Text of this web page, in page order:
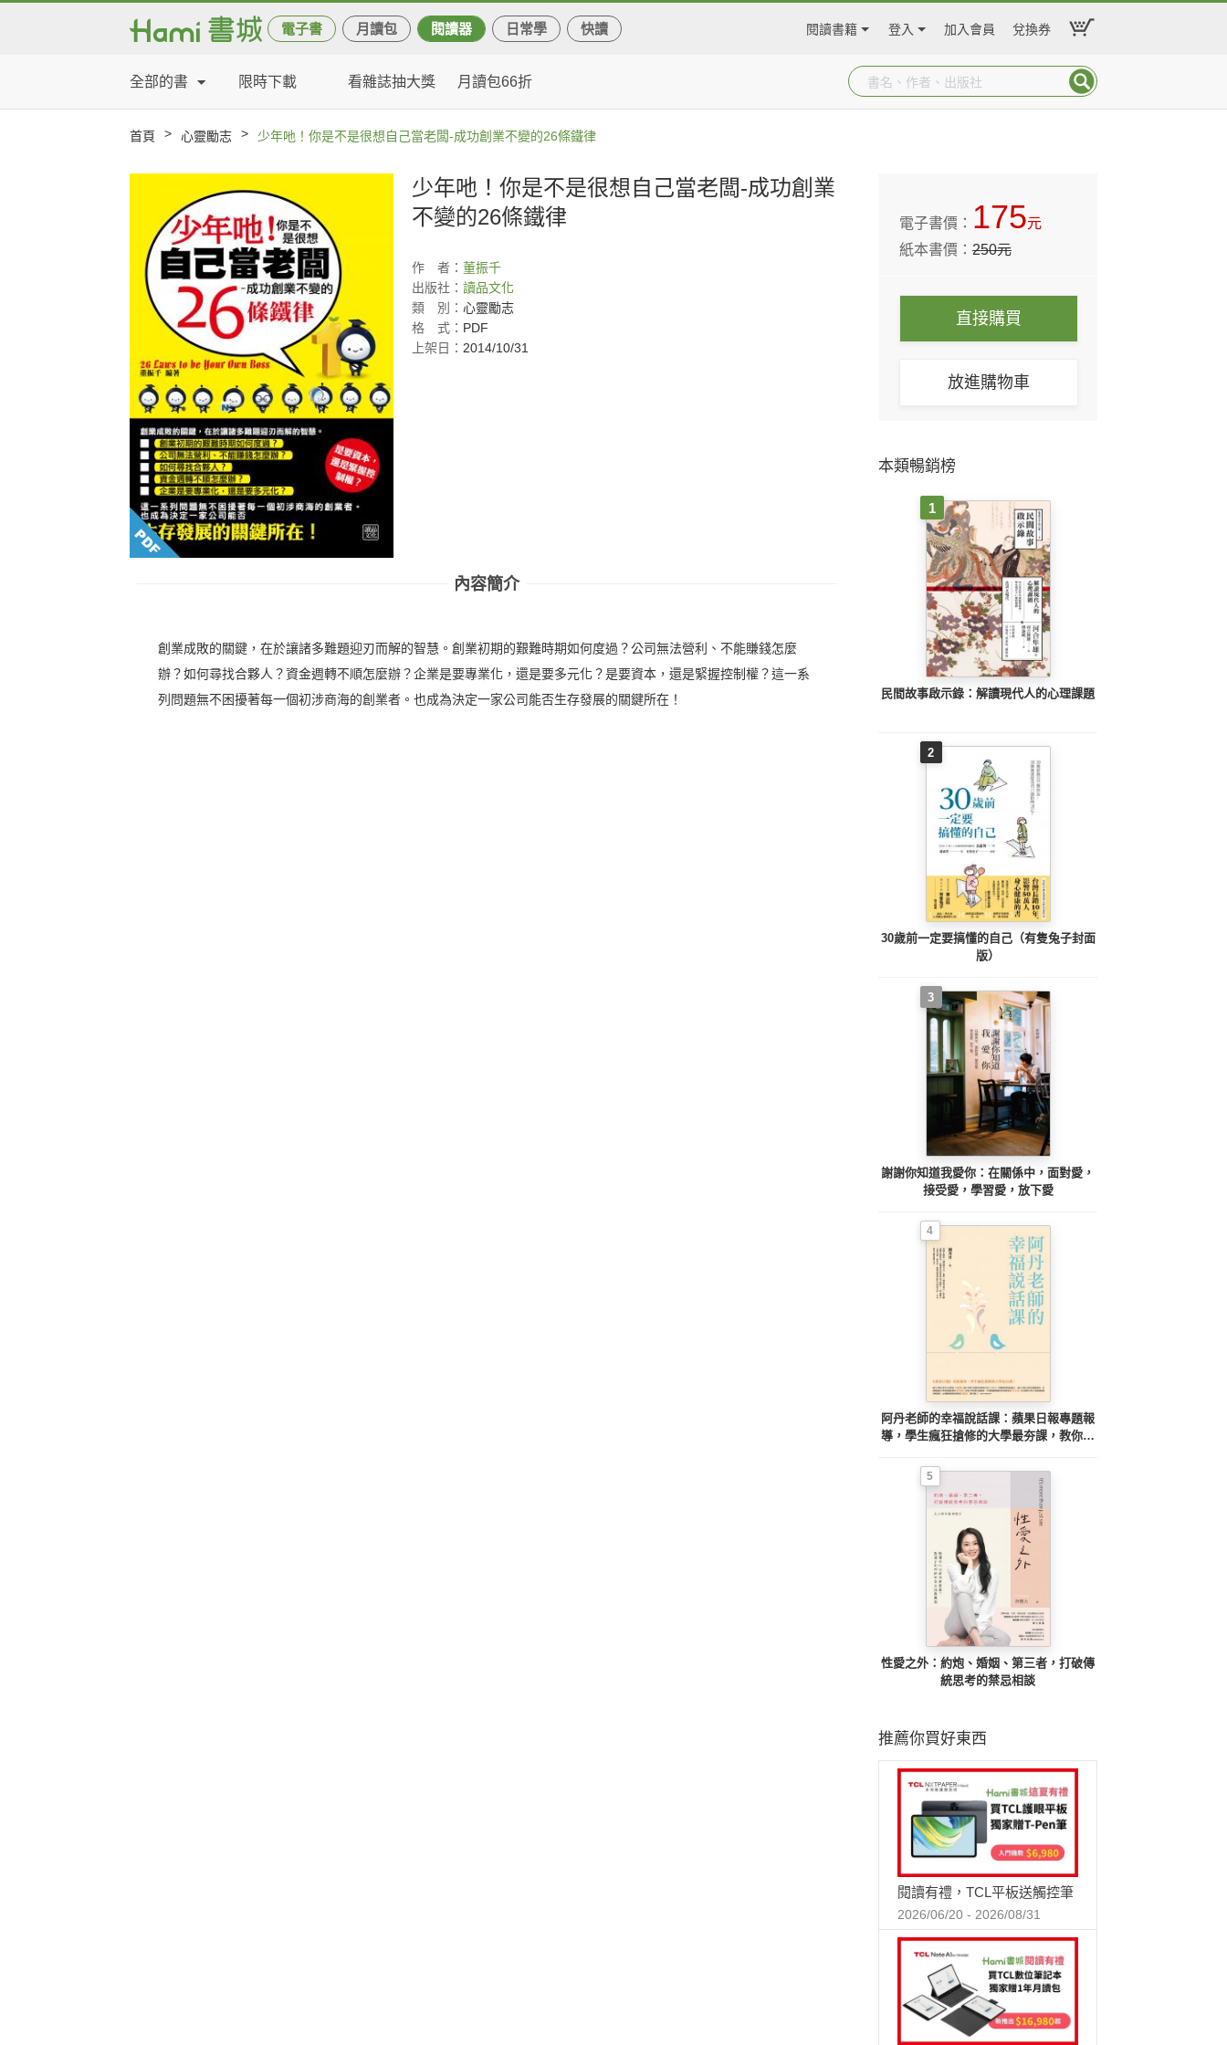
電子書 月讀包 閱讀器 日常學 快讀 閱讀書籍 登入 加入會員 兌換券
全部的書 限時下載 看雜誌抽大獎 月讀包66折
首頁 > 心靈勵志 > 少年吔！你是不是很想自己當老闆-成功創業不變的26條鐵律
少年吔！你是不是很想自己當老闆-成功創業
不變的26條鐵律
作 者： 董振千
出版社： 讀品文化
類
別： 心靈勵志
格
式： PDF
上架日： 2014/10/31
內容簡介
創業成敗的關鍵，在於讓諸多難題迎刃而解的智慧。創業初期的艱難時期如何度過？公司無法營利、不能賺錢怎麼
辦？如何尋找合夥人？資金週轉不順怎麼辦？企業是要專業化，還是要多元化？是要資本，還是緊握控制權？這一系
列問題無不困擾著每一個初涉商海的創業者。也成為決定一家公司能否生存發展的關鍵所在！
電子書價： 175元
紙本書價：250元
直接購買
放進購物車
本類暢銷榜
1
民間故事啟示錄：解讀現代人的心理課題
2
30歲前一定要搞懂的自己（有隻兔子封面
版）
3
謝謝你知道我愛你：在關係中，面對愛，
接受愛，學習愛，放下愛
4
阿丹老師的幸福說話課：蘋果日報專題報
導，學生瘋狂搶修的大學最夯課，教你不
5
性愛之外：約炮、婚姻、第三者，打破傳
統思考的禁忌相談
推薦你買好東西
閱讀有禮，TCL平板送觸控筆
2026/06/20 - 2026/08/31